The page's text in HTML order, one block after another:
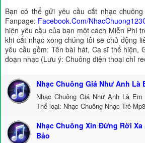
Bạn có thể gửi yêu cầu cắt nhạc
Fanpage: Facebook.Com/
hiện yêu cầu của bạn một cách Miễn Phí
khi cắt nhạc xong chúng tôi sẽ chủ động
yêu cầu gồm: Tên bài hát, Ca sĩ thể hiện,
đoạn nhạc (Lưu ý: Chuông điện thoại chỉ
Nhạc Chuông Giá Như Anh Là
Nhạc Chuông Giá Như Anh Là
Thể loại: Nhạc Chuông Nhạc Trẻ
Nhạc Chuông Xin Đừng Rời Xa
Bảo